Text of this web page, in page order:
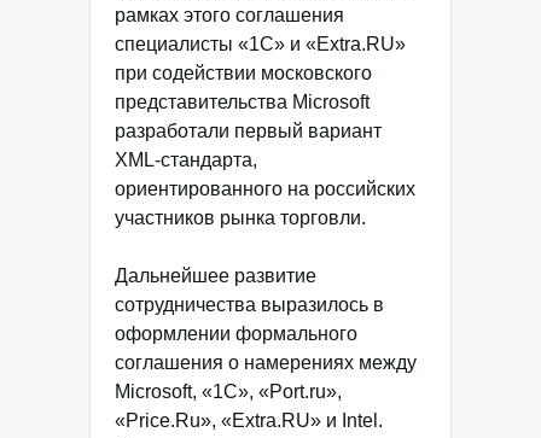
рамках этого соглашения
специалисты «1С» и «Extra.RU»
при содействии московского
представительства Microsoft
разработали первый вариант
XML-стандарта,
ориентированного на российских
участников рынка торговли.
Дальнейшее развитие
сотрудничества выразилось в
оформлении формального
соглашения о намерениях между
Microsoft, «1С», «Port.ru»,
«Price.Ru», «Extra.RU» и Intel.